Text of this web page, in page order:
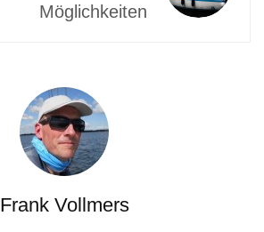
Möglichkeiten
Frank Vollmers